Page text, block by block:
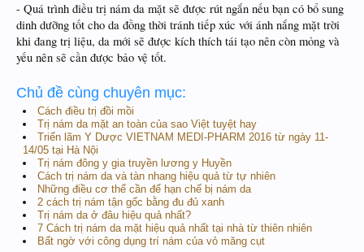
- Quá trình điều trị nám da mặt sẽ được rút ngắn nếu bạn có bổ sung
dinh dưỡng tốt cho da đồng thời tránh tiếp xúc với ánh nắng mặt trời
khi đang trị liệu, da mới sẽ được kích thích tái tạo nên còn mỏng và
yếu nên sẽ cần được bảo vệ tốt.
Chủ đề cùng chuyên mục:
Cách điều trị đồi mồi
Trị nám da mặt an toàn của sao Việt tuyệt hay
Triển lãm Y Dược VIETNAM MEDI-PHARM 2016 từ ngày 11-
14/05 tại Hà Nội
Trị nám đông y gia truyền lương y Huyền
Cách trị nám da và tàn nhang hiệu quả từ tự nhiên
Những điều cơ thể cần để hạn chế bị nám da
2 cách trị nám tận gốc bằng đu đủ xanh
Trị nám da ở đâu hiệu quả nhất?
7 Cách trị nám da mặt hiệu quả nhất tại nhà từ thiên nhiên
Bất ngờ với công dụng trí nám của vỏ măng cụt